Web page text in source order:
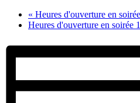
« Heures d'ouverture en
Heures d'ouverture en soirée